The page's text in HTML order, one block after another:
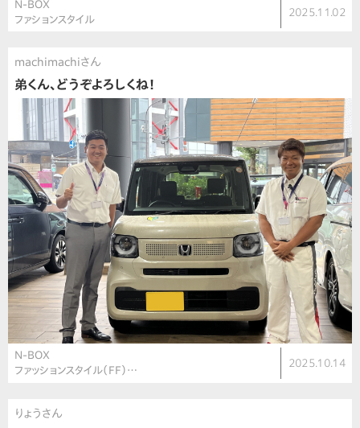
N-BOX
ファションスタイル
2025.11.02
machimachiさん
弟くん、どうぞよろしくね！
N-BOX
ファッションスタイル（FF）…
2025.10.14
りょうさん